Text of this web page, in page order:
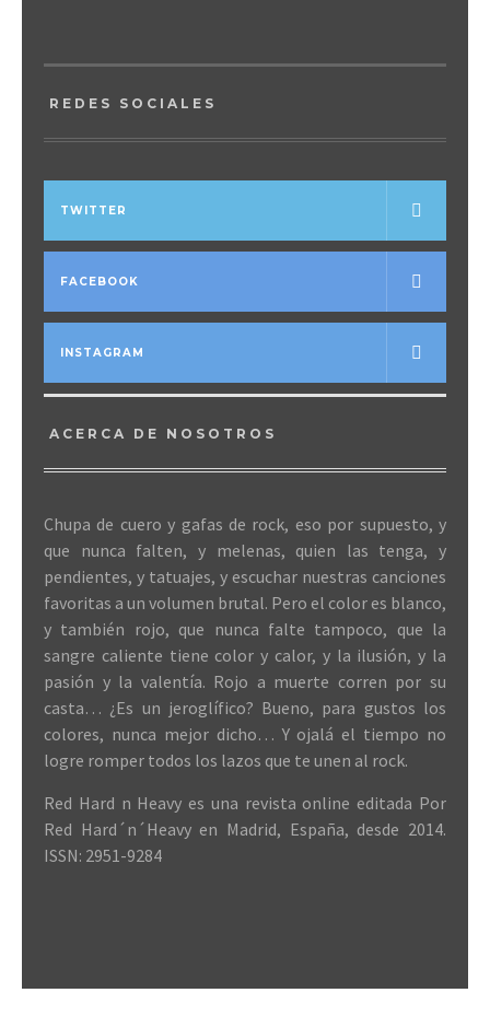
REDES SOCIALES
TWITTER
FACEBOOK
INSTAGRAM
ACERCA DE NOSOTROS
Chupa de cuero y gafas de rock, eso por supuesto, y
que nunca falten, y melenas, quien las tenga, y
pendientes, y tatuajes, y escuchar nuestras canciones
favoritas a un volumen brutal. Pero el color es blanco,
y también rojo, que nunca falte tampoco, que la
sangre caliente tiene color y calor, y la ilusión, y la
pasión y la valentía. Rojo a muerte corren por su
casta… ¿Es un jeroglífico? Bueno, para gustos los
colores, nunca mejor dicho… Y ojalá el tiempo no
logre romper todos los lazos que te unen al rock.
Red Hard n Heavy es una revista online editada Por
Red Hard´n´Heavy en Madrid, España, desde 2014.
ISSN: 2951-9284